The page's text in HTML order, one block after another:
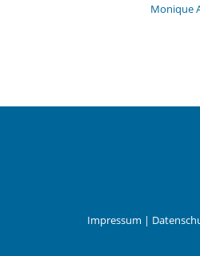
Monique
Impressum |